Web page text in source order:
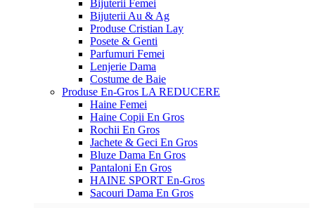
Bijuterii Femei
Bijuterii Au & Ag
Produse Cristian Lay
Posete & Genti
Parfumuri Femei
Lenjerie Dama
Costume de Baie
Produse En-Gros LA REDUCERE
Haine Femei
Haine Copii En Gros
Rochii En Gros
Jachete & Geci En Gros
Bluze Dama En Gros
Pantaloni En Gros
HAINE SPORT En-Gros
Sacouri Dama En Gros